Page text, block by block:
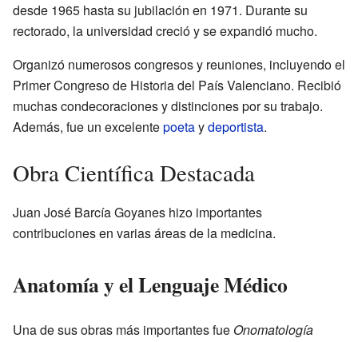
desde 1965 hasta su jubilación en 1971. Durante su
rectorado, la universidad creció y se expandió mucho.
Organizó numerosos congresos y reuniones, incluyendo el
Primer Congreso de Historia del País Valenciano. Recibió
muchas condecoraciones y distinciones por su trabajo.
Además, fue un excelentepoetaydeportista.
Obra Científica Destacada
Juan José Barcía Goyanes hizo importantes
contribuciones en varias áreas de la medicina.
Anatomía y el Lenguaje Médico
Una de sus obras más importantes fue Onomatología